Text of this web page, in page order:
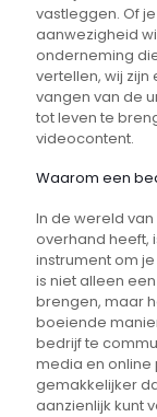
vastleggen. Of
aanwezigheid
onderneming
vertellen, wij zijn
vangen van de
tot leven te
videocontent.
Waarom een
In de wereld
overhand heeft,
instrument om
is niet alleen
brengen, maar
boeiende
bedrijf te
media en online
gemakkelijker
aanzienlijk kunt